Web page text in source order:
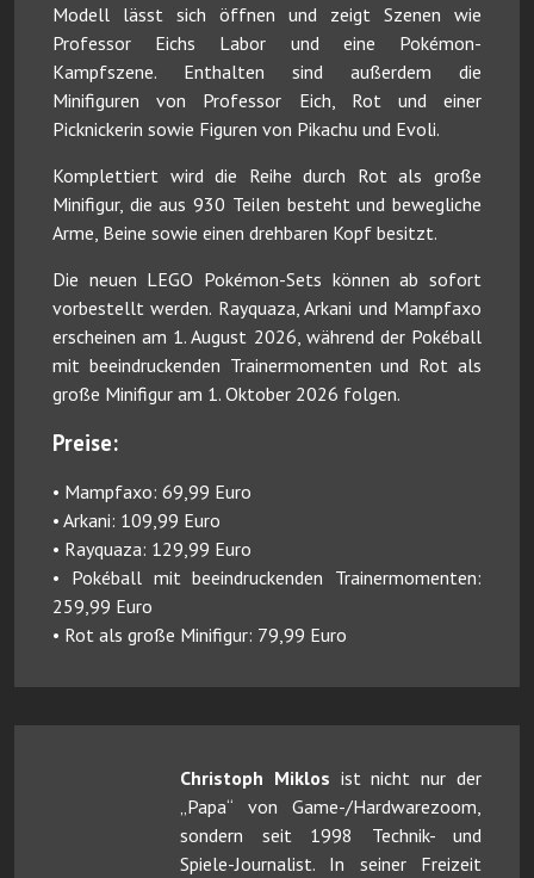
Modell lässt sich öffnen und zeigt Szenen wie
Professor Eichs Labor und eine Pokémon-
Kampfszene. Enthalten sind außerdem die
Minifiguren von Professor Eich, Rot und einer
Picknickerin sowie Figuren von Pikachu und Evoli.
Komplettiert wird die Reihe durch Rot als große
Minifigur, die aus 930 Teilen besteht und bewegliche
Arme, Beine sowie einen drehbaren Kopf besitzt.
Die neuen LEGO Pokémon-Sets können ab sofort
vorbestellt werden. Rayquaza, Arkani und Mampfaxo
erscheinen am 1. August 2026, während der Pokéball
mit beeindruckenden Trainermomenten und Rot als
große Minifigur am 1. Oktober 2026 folgen.
Preise:
• Mampfaxo: 69,99 Euro
• Arkani: 109,99 Euro
• Rayquaza: 129,99 Euro
• Pokéball mit beeindruckenden Trainermomenten:
259,99 Euro
• Rot als große Minifigur: 79,99 Euro
Christoph Miklos ist nicht nur der
„Papa“ von Game-/Hardwarezoom,
sondern seit 1998 Technik- und
Spiele-Journalist. In seiner Freizeit